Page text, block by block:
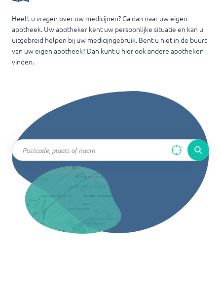
Heeft u vragen over uw medicijnen? Ga dan naar uw eigen
apotheek. Uw apotheker kent uw persoonlijke situatie en kan u
uitgebreid helpen bij uw medicijngebruik. Bent u niet in de buurt
van uw eigen apotheek? Dan kunt u hier ook andere apotheken
vinden.